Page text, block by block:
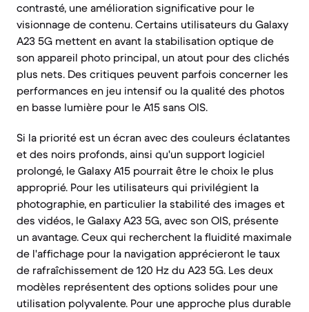
contrasté, une amélioration significative pour le
visionnage de contenu. Certains utilisateurs du Galaxy
A23 5G mettent en avant la stabilisation optique de
son appareil photo principal, un atout pour des clichés
plus nets. Des critiques peuvent parfois concerner les
performances en jeu intensif ou la qualité des photos
en basse lumière pour le A15 sans OIS.
Si la priorité est un écran avec des couleurs éclatantes
et des noirs profonds, ainsi qu'un support logiciel
prolongé, le Galaxy A15 pourrait être le choix le plus
approprié. Pour les utilisateurs qui privilégient la
photographie, en particulier la stabilité des images et
des vidéos, le Galaxy A23 5G, avec son OIS, présente
un avantage. Ceux qui recherchent la fluidité maximale
de l'affichage pour la navigation apprécieront le taux
de rafraîchissement de 120 Hz du A23 5G. Les deux
modèles représentent des options solides pour une
utilisation polyvalente. Pour une approche plus durable